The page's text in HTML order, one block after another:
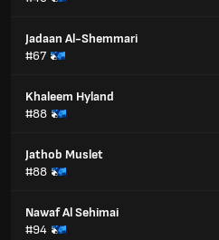
Jadaan Al-Shemmari
#67
Khaleem Hyland
#88
Jathob Muslet
#88
Nawaf Al Sehimai
#94